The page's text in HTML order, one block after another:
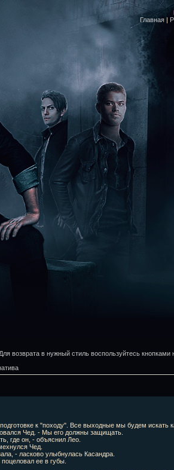
Главная |
возврата в нужный стиль воспользуйтесь кнопками
к "походу". Все выходные мы будем искать
Чед. - Мы его должны защищать.
где он, - объяснил Лео.
Чед.
- ласково улыбнулась Касандра.
ее в губы.